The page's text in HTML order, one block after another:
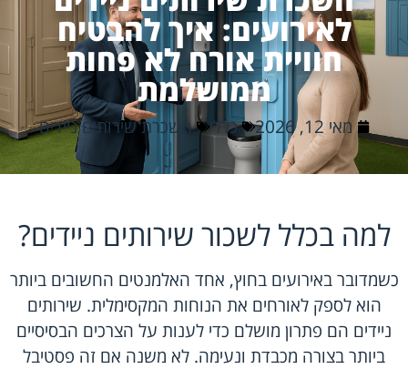
לאירועים: איך להבטיח
חוויית אורח לא פחות
ממושלמת
מאי 12, 2026 כללי השכרת שירותים ניידים
למה בכלל לשכור שירותים ניידים?
כשמדובר באירועים בחוץ, אחד האלמנטים החשובים ביותר
הוא לספק לאורחים את הנוחות המקסימלית. שירותים
ניידים הם פתרון מושלם כדי לענות על הצרכים הבסיסיים
ביותר בצורה מכבדת ונעימה. לא משנה אם זה פסטיבל